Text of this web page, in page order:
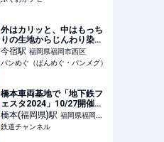
ふくおかナビ
外はカリッと、中はもっち
りの生地からじんわり染み
出す明太バターがやみつき
になる！人気No.1の明太フ
ランス【KEIZO BAKERY/
今宿駅 福岡県福岡市西区
パンめぐ（ぱんめぐ・パンメグ）
橋本車両基地で「地下鉄フ
ェスタ2024」10/27開催
当日限定で七隈線が地上を
走る（福岡県福岡市） | 鉄
道ニュース | 鉄道チャンネ
橋本(福岡県)駅 福岡県福岡市
西区
鉄道チャンネル